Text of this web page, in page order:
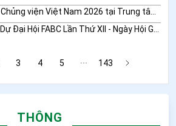
Hội nghị các Đại Chủng viện Việt Nam 2026 tại Trung tâm Mục vụ Giáo phận Vinh
HĐGMVN Tham Dự Đại Hội FABC Lần Thứ XII - Ngày Hội Giáo Lý Viên 2026 - Nhịp Sống Giáo Hội Việt Nam Số 84 (21/7/2026 - 27/7/2026)
3 4 5 143
THÔNG